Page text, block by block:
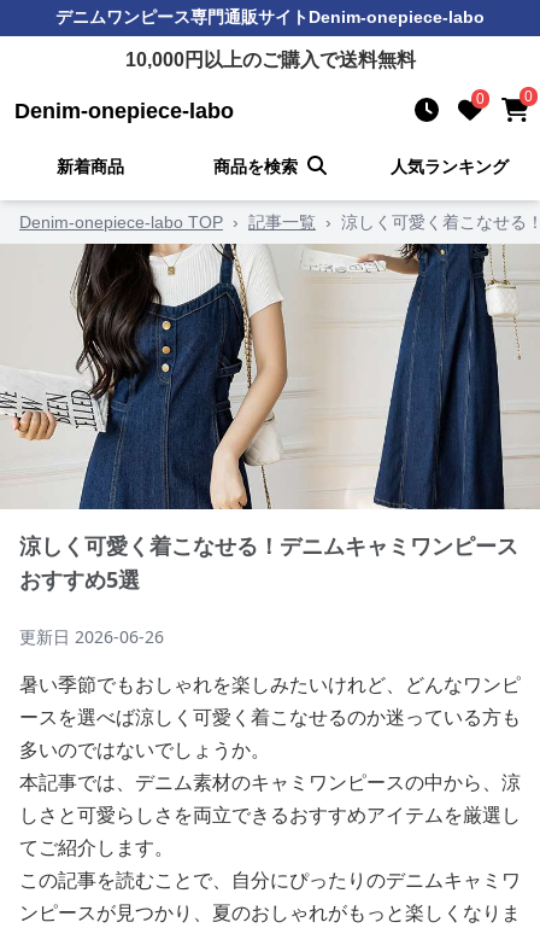
デニムワンピース専門通販サイトDenim-onepiece-labo
10,000円以上のご購入で送料無料
Denim-onepiece-labo 0 0
新着商品 商品を検索 人気ランキング
Denim-onepiece-labo TOP › 記事一覧 › 涼しく可愛く着こなせる
涼しく可愛く着こなせる！デニムキャミワンピース
おすすめ5選
更新日 2026-06-26
暑い季節でもおしゃれを楽しみたいけれど、どんなワンピ
ースを選べば涼しく可愛く着こなせるのか迷っている方も
多いのではないでしょうか。
本記事では、デニム素材のキャミワンピースの中から、涼
しさと可愛らしさを両立できるおすすめアイテムを厳選し
てご紹介します。
この記事を読むことで、自分にぴったりのデニムキャミワ
ンピースが見つかり、夏のおしゃれがもっと楽しくなりま